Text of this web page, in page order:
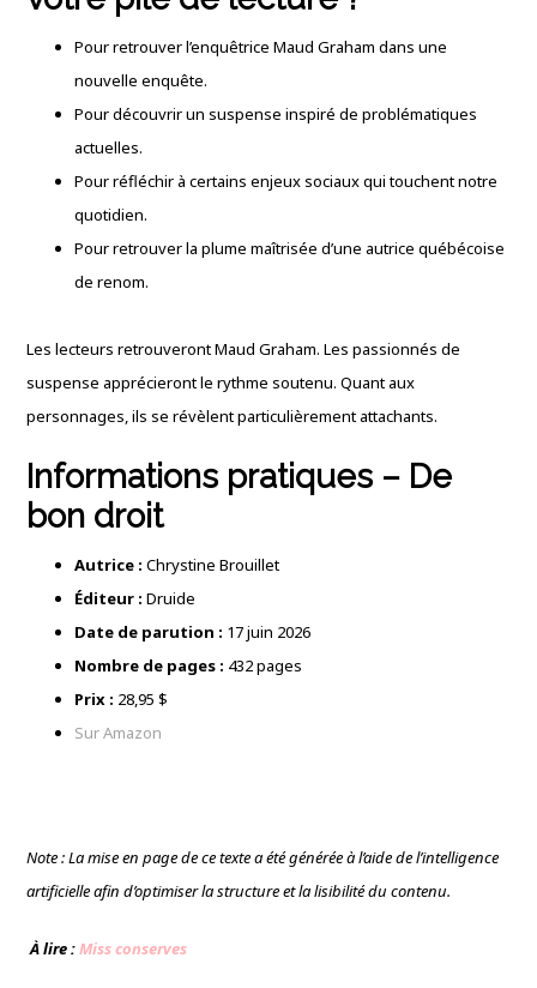
Pour retrouver l’enquêtrice Maud Graham dans une
nouvelle enquête.
Pour découvrir un suspense inspiré de problématiques
actuelles.
Pour réfléchir à certains enjeux sociaux qui touchent notre
quotidien.
Pour retrouver la plume maîtrisée d’une autrice québécoise
de renom.
Les lecteurs retrouveront Maud Graham. Les passionnés de
suspense apprécieront le rythme soutenu. Quant aux
personnages, ils se révèlent particulièrement attachants.
Informations pratiques – De
bon droit
Autrice : Chrystine Brouillet
Éditeur : Druide
Date de parution : 17 juin 2026
Nombre de pages : 432 pages
Prix : 28,95 $
Sur Amazon
Note : La mise en page de ce texte a été générée à l’aide de l’intelligence
artificielle afin d’optimiser la structure et la lisibilité du contenu.
À lire :Miss conserves